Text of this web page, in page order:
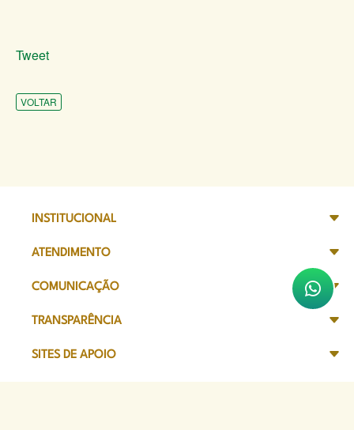
Tweet
VOLTAR
INSTITUCIONAL
ATENDIMENTO
COMUNICAÇÃO
TRANSPARÊNCIA
SITES DE APOIO